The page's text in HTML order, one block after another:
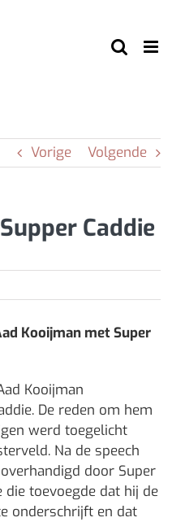
Vorige Volgende
Caddie
Kooijman met Super
Kooijman
De reden om hem
werd toegelicht
Na de speech
door Super
die toevoegde dat hij de
onderschrijft en dat